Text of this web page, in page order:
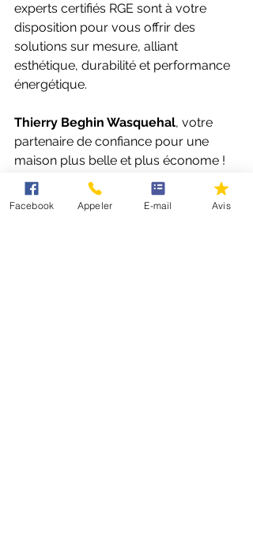
experts certifiés RGE sont à votre
disposition pour vous offrir des
solutions sur mesure, alliant
esthétique, durabilité et performance
énergétique.
Thierry Beghin Wasquehal, votre
partenaire de confiance pour une
maison plus belle et plus économe !
Secteur Métropole Lilloise
Facebook Appeler E-mail Avis